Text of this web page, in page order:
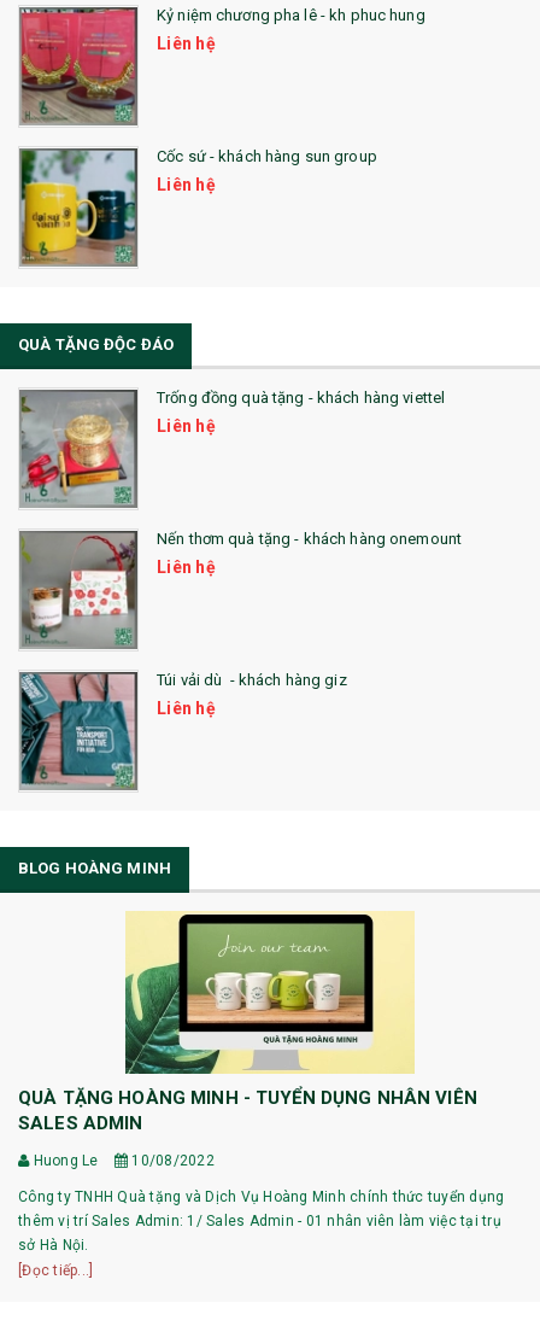
Kỷ niệm chương pha lê - kh phuc hung
Liên hệ
Cốc sứ - khách hàng sun group
Liên hệ
QUÀ TẶNG ĐỘC ĐÁO
Trống đồng quà tặng - khách hàng viettel
Liên hệ
Nến thơm quà tặng - khách hàng onemount
Liên hệ
Túi vải dù - khách hàng giz
Liên hệ
BLOG HOÀNG MINH
QUÀ TẶNG HOÀNG MINH - TUYỂN DỤNG NHÂN VIÊN
SALES ADMIN
Huong Le 10/08/2022
Công ty TNHH Quà tặng và Dịch Vụ Hoàng Minh chính thức tuyển dụng
thêm vị trí Sales Admin: 1/ Sales Admin - 01 nhân viên làm việc tại trụ
sở Hà Nội.
[Đọc tiếp...]